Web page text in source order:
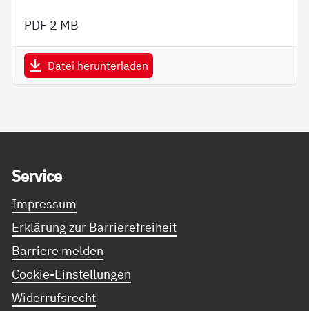
PDF 2 MB
Datei herunterladen
Ser­vice
Impressum
Erklärung zur Barrierefreiheit
Barriere melden
Cookie-Einstellungen
Widerrufsrecht